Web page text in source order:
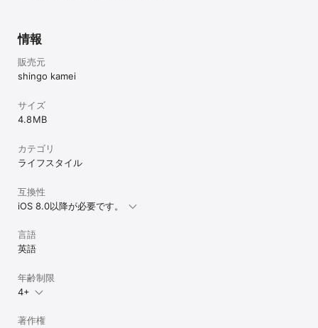
情報
販売元
shingo kamei
サイズ
4.8 MB
カテゴリ
ライフスタイル
互換性
iOS 8.0以降が必要です。
言語
英語
年齢制限
4+
著作権